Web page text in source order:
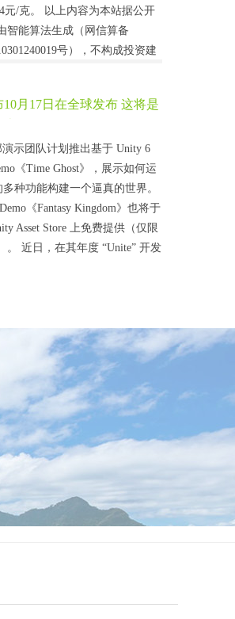
元/克。 以上内容为本站据公开
智能算法生成（网信算备
号），不构成投资建
10月17日在全球发布 这将是
示团队计划推出基于 Unity 6
《Time Ghost》，展示如何运
种功能构建一个逼真的世界。
《Fantasy Kingdom》也将于
Asset Store 上免费提供（仅限
。 近日，在其年度 “Unite” 开发